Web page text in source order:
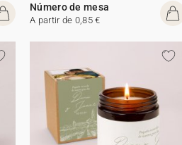
Número de mesa
A partir de 0,85 €